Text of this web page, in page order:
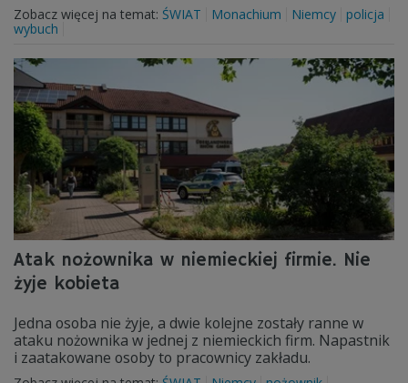
Zobacz więcej na temat: ŚWIAT Monachium Niemcy
policja
wybuch
Atak nożownika w niemieckiej firmie. Nie
żyje kobieta
Jedna osoba nie żyje, a dwie kolejne zostały ranne w
ataku nożownika w jednej z niemieckich firm. Napastnik
i zaatakowane osoby to pracownicy zakładu.